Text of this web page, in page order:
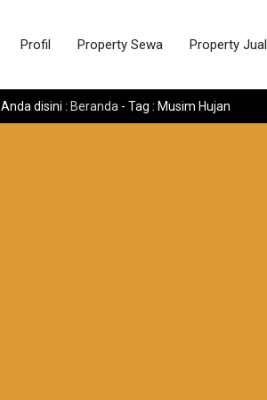
Profil Property Sewa Property Jual
Anda disini : Beranda - Tag : Musim Hujan